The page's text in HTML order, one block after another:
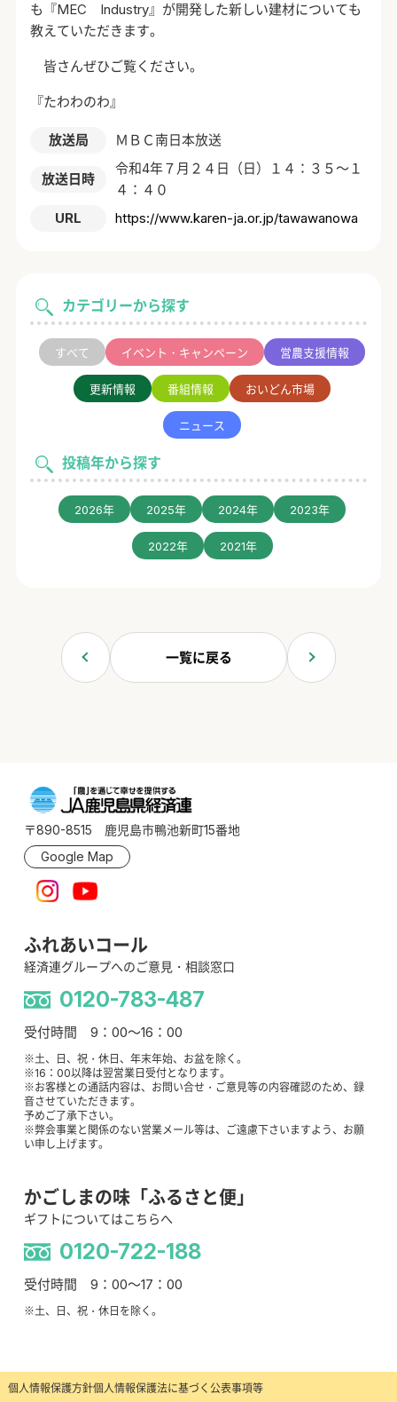
カテゴリーから探す
すべて イベント・キャンペーン 営農支援情報
更新情報 番組情報 おいどん市場
ニュース
投稿年から探す
2026年 2025年 2024年 2023年
2022年 2021年
も『MEC Industry』が開発した新しい建材についても
教えていただきます。
皆さんぜひご覧ください。
『たわわのわ』
放送局 ＭＢＣ南日本放送
放送日時
令和4年７月２４日（日）１４：３５～１
４：４０
URL
https://www.karen-ja.or.jp/tawawanowa
一覧に戻る
〒890-8515 鹿児島市鴨池新町15番地
Google Map
ふれあいコール
経済連グループへのご意見・相談窓口
0120-783-487
受付時間 9：00～16：00
※土、日、祝・休日、年末年始、お盆を除く。
※16：00以降は翌営業日受付となります。
※お客様との通話内容は、お問い合せ・ご意見等の内容確認のため、録
音させていただきます。
予めご了承下さい。
※弊会事業と関係のない営業メール等は、ご遠慮下さいますよう、お願
い申し上げます。
かごしまの味「ふるさと便」
ギフトについてはこちらへ
0120-722-188
受付時間 9：00～17：00
※土、日、祝・休日を除く。
個人情報保護方針個人情報保護法に基づく公表事項等